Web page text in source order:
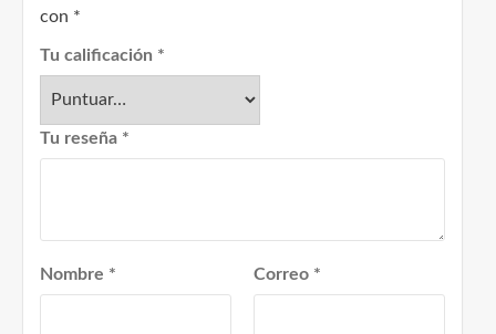
con *
Tu calificación *
Tu reseña *
Nombre * Correo *